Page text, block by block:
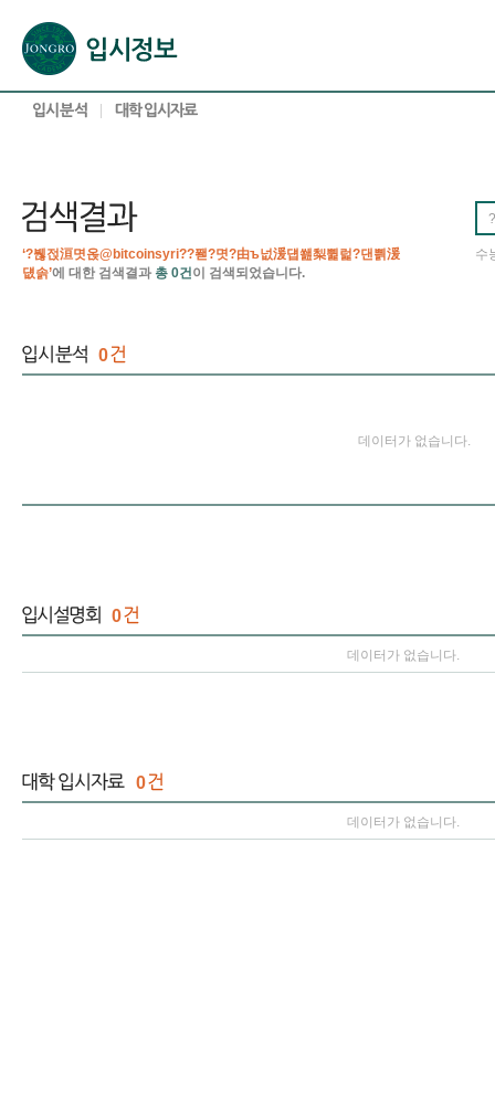
‘?붾젅洹몃옩@bitcoinsyri??퐫?몃?由ъ넚湲덉쐞梨쀭럹?댄쁽湲
덊솕’에 대한 검색결과 총 0건이 검색되었습니다.
수
0
데이터가 없습니다.
0
데이터가 없습니다.
0
데이터가 없습니다.